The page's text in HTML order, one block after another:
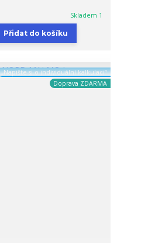
Skladem 1
Přidat do košíku
„Napište si o individuální kalkulaci“
Doprava ZDARMA